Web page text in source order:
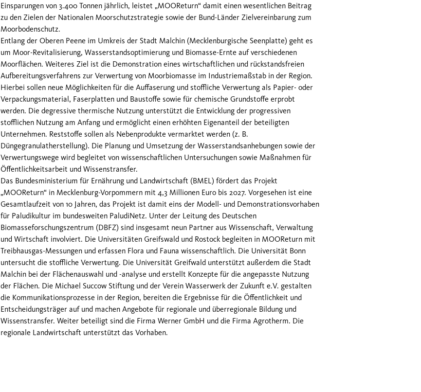
Einsparungen von 3.400 Tonnen jährlich, leistet „MOOReturn“ damit einen wesentlichen Beitrag
zu den Zielen der Nationalen Moorschutzstrategie sowie der Bund-Länder Zielvereinbarung zum
Moorbodenschutz.
Entlang der Oberen Peene im Umkreis der Stadt Malchin (Mecklenburgische Seenplatte) geht es
um Moor-Revitalisierung, Wasserstandsoptimierung und Biomasse-Ernte auf verschiedenen
Moorflächen. Weiteres Ziel ist die Demonstration eines wirtschaftlichen und rückstandsfreien
Aufbereitungsverfahrens zur Verwertung von Moorbiomasse im Industriemaßstab in der Region.
Hierbei sollen neue Möglichkeiten für die Auffaserung und stoffliche Verwertung als Papier- oder
Verpackungsmaterial, Faserplatten und Baustoffe sowie für chemische Grundstoffe erprobt
werden. Die degressive thermische Nutzung unterstützt die Entwicklung der progressiven
stofflichen Nutzung am Anfang und ermöglicht einen erhöhten Eigenanteil der beteiligten
Unternehmen. Reststoffe sollen als Nebenprodukte vermarktet werden (z. B.
Düngegranulatherstellung). Die Planung und Umsetzung der Wasserstandsanhebungen sowie der
Verwertungswege wird begleitet von wissenschaftlichen Untersuchungen sowie Maßnahmen für
Öffentlichkeitsarbeit und Wissenstransfer.
Das Bundesministerium für Ernährung und Landwirtschaft (BMEL) fördert das Projekt
„MOOReturn“ in Mecklenburg-Vorpommern mit 4,3 Millionen Euro bis 2027. Vorgesehen ist eine
Gesamtlaufzeit von 10 Jahren, das Projekt ist damit eins der Modell- und Demonstrationsvorhaben
für Paludikultur im bundesweiten PaludiNetz. Unter der Leitung des Deutschen
Biomasseforschungszentrum (DBFZ) sind insgesamt neun Partner aus Wissenschaft, Verwaltung
und Wirtschaft involviert. Die Universitäten Greifswald und Rostock begleiten in MOOReturn mit
Treibhausgas-Messungen und erfassen Flora und Fauna wissenschaftlich. Die Universität Bonn
untersucht die stoffliche Verwertung. Die Universität Greifwald unterstützt außerdem die Stadt
Malchin bei der Flächenauswahl und -analyse und erstellt Konzepte für die angepasste Nutzung
der Flächen. Die Michael Succow Stiftung und der Verein Wasserwerk der Zukunft e.V. gestalten
die Kommunikationsprozesse in der Region, bereiten die Ergebnisse für die Öffentlichkeit und
Entscheidungsträger auf und machen Angebote für regionale und überregionale Bildung und
Wissenstransfer. Weiter beteiligt sind die Firma Werner GmbH und die Firma Agrotherm. Die
regionale Landwirtschaft unterstützt das Vorhaben.